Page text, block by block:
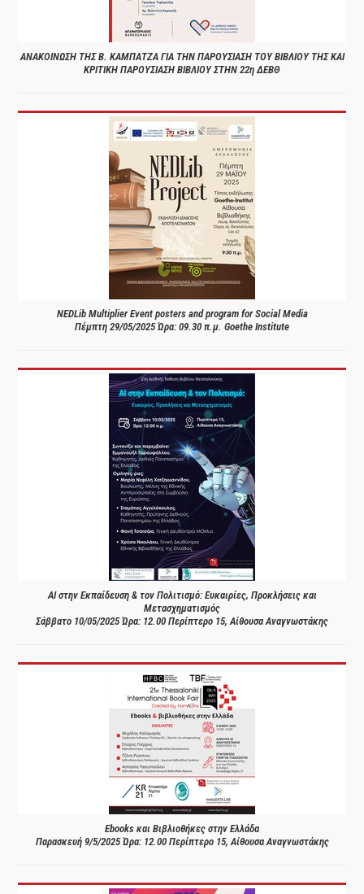
ΑΝΑΚΟΙΝΩΣΗ ΤΗΣ Β. ΚΑΜΠΑΤΖΑ ΓΙΑ ΤΗΝ ΠΑΡΟΥΣΙΑΣΗ ΤΟΥ ΒΙΒΛΙΟΥ ΤΗΣ ΚΑΙ
ΚΡΙΤΙΚΗ ΠΑΡΟΥΣΙΑΣΗ ΒΙΒΛΙΟΥ ΣΤΗΝ 22η ΔΕΒΘ
NEDLib Multiplier Event posters and program for Social Media
Πέμπτη 29/05/2025 Ώρα: 09.30 π.μ. Goethe Institute
AI στην Εκπαίδευση & τον Πολιτισμό: Ευκαιρίες, Προκλήσεις και
Μετασχηματισμός
Σάββατο 10/05/2025 Ώρα: 12.00 Περίπτερο 15, Αίθουσα Αναγνωστάκης
Ebooks και Βιβλιοθήκες στην Ελλάδα
Παρασκευή 9/5/2025 Ώρα: 12.00 Περίπτερο 15, Αίθουσα Αναγνωστάκης